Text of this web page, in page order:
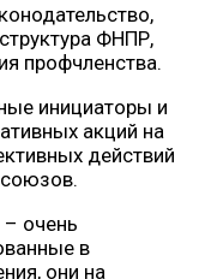
ФНПР,
профчленства.
инициаторы и
акций на
действий
очень
в
они на